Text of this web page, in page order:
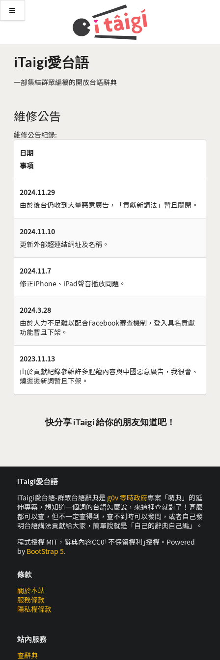
iTaigi愛台語
一部集結群眾編纂的開放台語辭典
維修公告
維修公告紀錄:
日期
事項
2024.11.29
由於後台仍收到大量惡意廣告，「貢獻新講法」暫且關閉。
2024.11.10
更新外部超連結網址及名稱。
2024.11.7
修正iPhone、iPad聲音播放問題。
2024.3.28
由於人力不足難以配合Facebook審查機制，登入具名貢獻
功能暫且下架。
2023.11.13
由於貢獻紀錄參雜許多腥羶內容與中國惡意廣告，我很會、
燒燙燙新詞暫且下架。
快分享 iTaigi 給你的朋友知道吧！
iTaigi愛台語
iTaigi愛台語-群眾台語辭典是 g0v 零時政府專案「萌典」的延
伸專案，想知道一個詞的台語怎麼說，來這裡查就對了！甚麼
都可以查，但不一定查得到，查不到時可以發問，或者自己發
明台語講法貢獻給大家，簡單說就是「自己的辭典自己編」。
程式授權 MIT，辭典內容CC0｢不保留權利｣授權。Powered
by BootStrap 5.
條款
關於本站
服務條款
隱私權條款
站內服務
查辭典